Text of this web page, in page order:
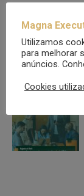
Magna
Utilizamos
para melhorar
anúncios.
Cookies